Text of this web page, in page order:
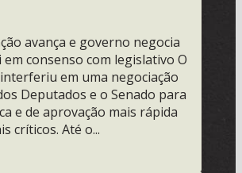
avança e governo negocia
consenso com legislativo O
em uma negociação
Deputados e o Senado para
e de aprovação mais rápida
críticos. Até o...